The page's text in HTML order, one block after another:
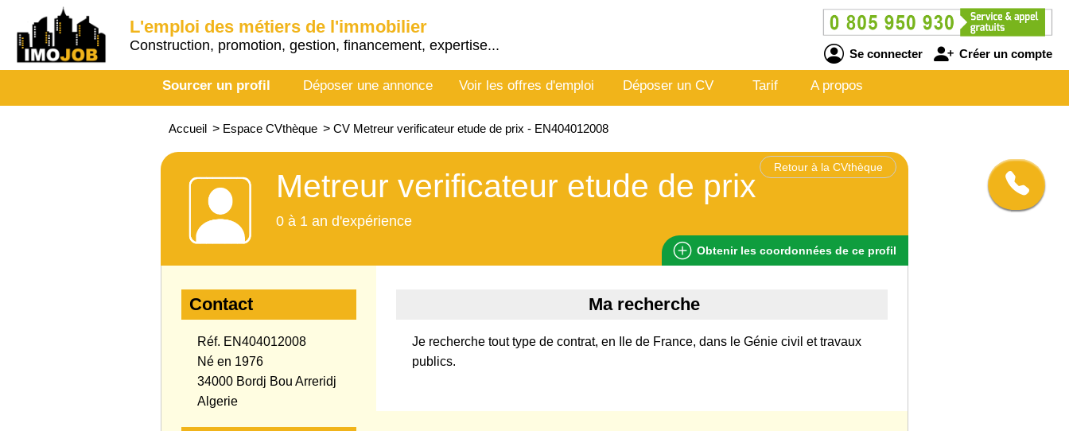
L'emploi des métiers de l'immobilier
Construction, promotion, gestion, financement, expertise...
Se connecter Créer un compte
Sourcer un profil Déposer une annonce Voir les offres d'emploi Déposer un CV Tarif A propos
Accueil > Espace CVthèque > CV Metreur verificateur etude de prix - EN404012008
Retour à la CVthèque
Metreur verificateur etude de prix
0 à 1 an d'expérience
Obtenir les coordonnées de ce profil
Contact
Réf. EN404012008
Né en 1976
34000 Bordj Bou Arreridj
Algerie
Ma recherche
Je recherche tout type de contrat, en Ile de France, dans le Génie civil et travaux
publics.